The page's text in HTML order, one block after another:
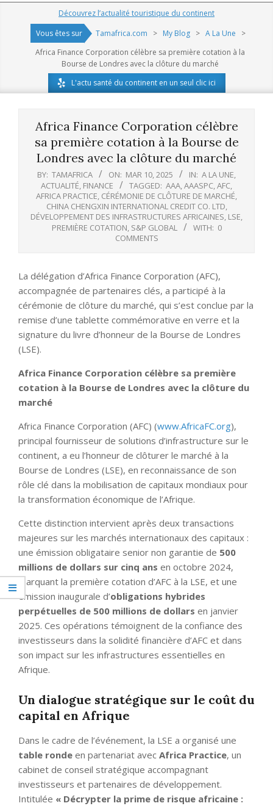
Navigation
Découvrez l’actualité touristique du continent
Vous êtes sur
Tamafrica.com > My Blog > A La Une
>
Africa Finance Corporation célèbre sa première cotation à la
Bourse de Londres avec la clôture du marché
L'actu santé du continent en un seul clic ici
Africa Finance Corporation célèbre
sa première cotation à la Bourse de
Londres avec la clôture du marché
BY: TAMAFRICA ON: MAR 10, 2025 IN: A LA UNE,
ACTUALITÉ, FINANCE TAGGED: AAA,AAASPC,AFC,
AFRICA PRACTICE, CÉRÉMONIE DE CLÔTURE DE MARCHÉ,
CHINA CHENGXIN INTERNATIONAL CREDIT CO. LTD,
DÉVELOPPEMENT DES INFRASTRUCTURES AFRICAINES, LSE,
PREMIÈRE COTATION, S&P GLOBAL WITH: 0
COMMENTS
La délégation d’Africa Finance Corporation (AFC),
accompagnée de partenaires clés, a participé à la
cérémonie de clôture du marché, qui s’est conclue par la
remise d’une tablette commémorative en verre et la
signature du livre d’honneur de la Bourse de Londres
(LSE).
Africa Finance Corporation célèbre sa première
cotation à la Bourse de Londres avec la clôture du
marché
Africa Finance Corporation (AFC) (www.AfricaFC.org),
principal fournisseur de solutions d’infrastructure sur le
continent, a eu l’honneur de clôturer le marché à la
Bourse de Londres (LSE), en reconnaissance de son
rôle clé dans la mobilisation de capitaux mondiaux pour
la transformation économique de l’Afrique.
Cette distinction intervient après deux transactions
majeures sur les marchés internationaux des capitaux :
une émission obligataire senior non garantie de 500
millions de dollars sur cinq ans en octobre 2024,
marquant la première cotation d’AFC à la LSE, et une
émission inaugurale d’obligations hybrides
perpétuelles de 500 millions de dollars en janvier
2025. Ces opérations témoignent de la confiance des
investisseurs dans la solidité financière d’AFC et dans
son impact sur les infrastructures essentielles en
Afrique.
Un dialogue stratégique sur le coût du
capital en Afrique
Dans le cadre de l’événement, la LSE a organisé une
table ronde en partenariat avec Africa Practice, un
cabinet de conseil stratégique accompagnant
investisseurs et partenaires de développement.
Intitulée « Décrypter la prime de risque africaine :